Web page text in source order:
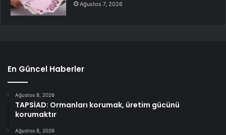
Ağustos 7, 2026
En Güncel Haberler
Ağustos 8, 2026
TAPSİAD: Ormanları korumak, üretim gücünü
korumaktır
Ağustos 8, 2026